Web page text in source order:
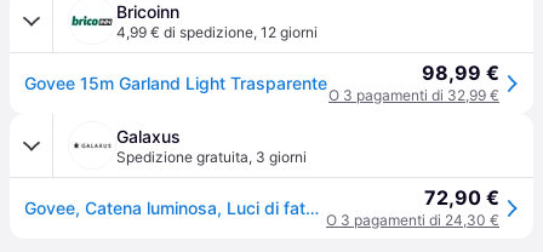
Bricoinn
4,99 € di spedizione, 12 giorni
Govee 15m Garland Light Trasparente 98,99 €
O 3 pagamenti di 32,99 €
Galaxus
Spedizione gratuita, 3 giorni
Govee, Catena luminosa, Luci di fata (15m) 72,90 €
O 3 pagamenti di 24,30 €